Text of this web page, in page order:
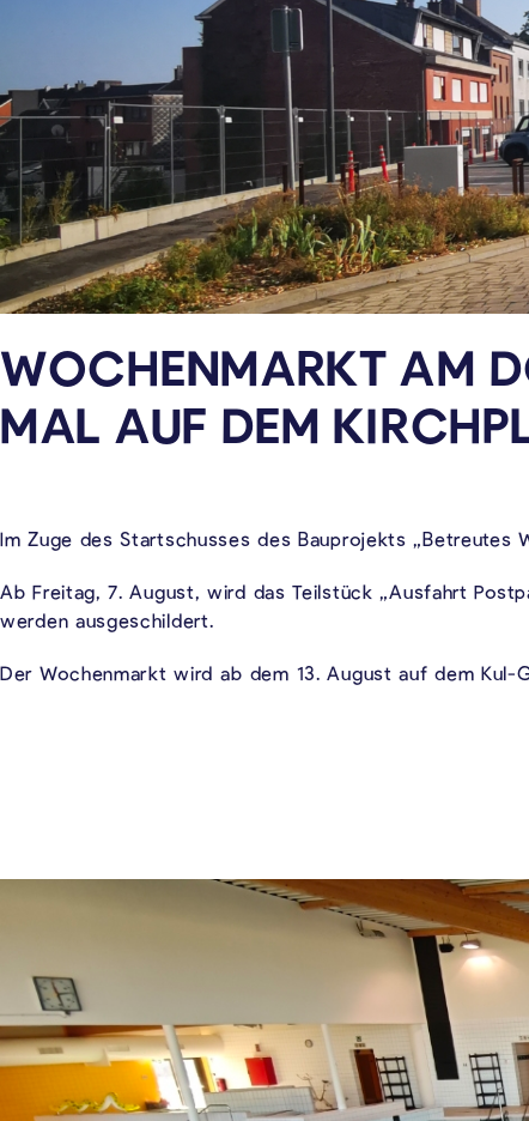
WOCHENMARKT AM
MAL AUF DEM
Im Zuge des Startschusses des Bauprojekts
Ab Freitag, 7. August, wird das Teilstück „Ausfahrt
werden ausgeschildert.
Der Wochenmarkt wird ab dem 13. August auf dem Kul-